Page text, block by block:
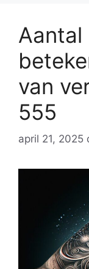
Aantal
van
555
april 21, 2025